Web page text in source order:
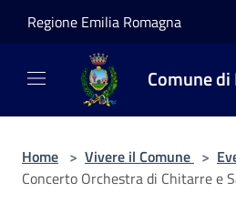
Regione Emilia Romagna
Comune
Home > Vivere il Comune >
Concerto Orchestra di Chitarre e